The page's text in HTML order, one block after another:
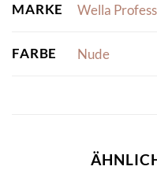
MARKE Wella
FARBE Nude